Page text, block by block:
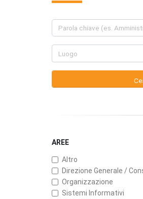
AREE
Altro
Direzione Generale /
Organizzazione
Sistemi Informativi